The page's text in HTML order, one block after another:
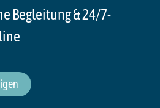
Begleitung & 24/7-